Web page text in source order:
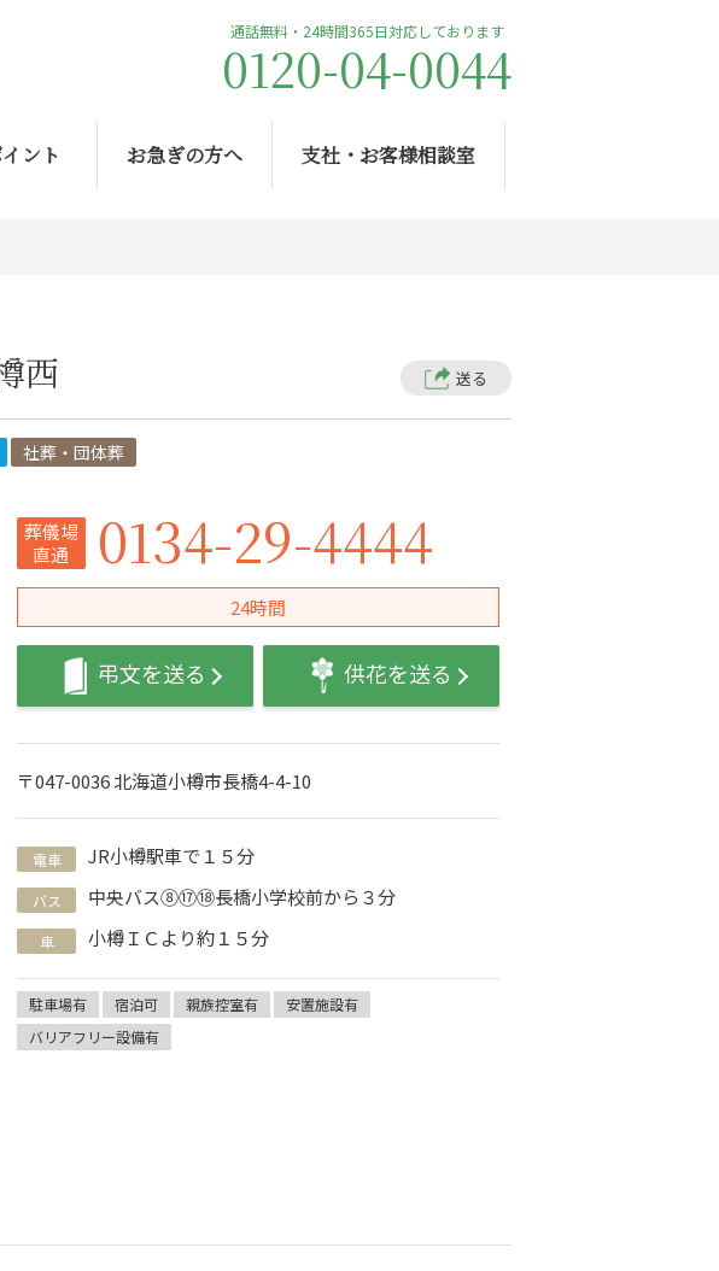
通話無料・24時間365日対応しております
0120-04-0044
ント お急ぎの方へ 支社・お客様相談室
西 送る
社葬・団体葬
葬儀場
直通
0134-29-4444
24時間
弔文を送る 供花を送る
〒047-0036 北海道小樽市長橋4-4-10
電車 JR小樽駅車で１５分
バス 中央バス⑧⑰⑱長橋小学校前から３分
車 小樽ＩＣより約１５分
駐車場有 宿泊可 親族控室有
安置施設有
バリアフリー設備有